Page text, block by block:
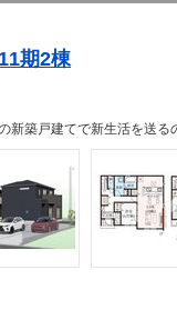
期2棟
新築戸建てで新生活を送る